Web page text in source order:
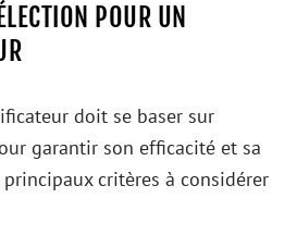
POUR UN
doit se baser sur
garantir son efficacité et sa
critères à considérer